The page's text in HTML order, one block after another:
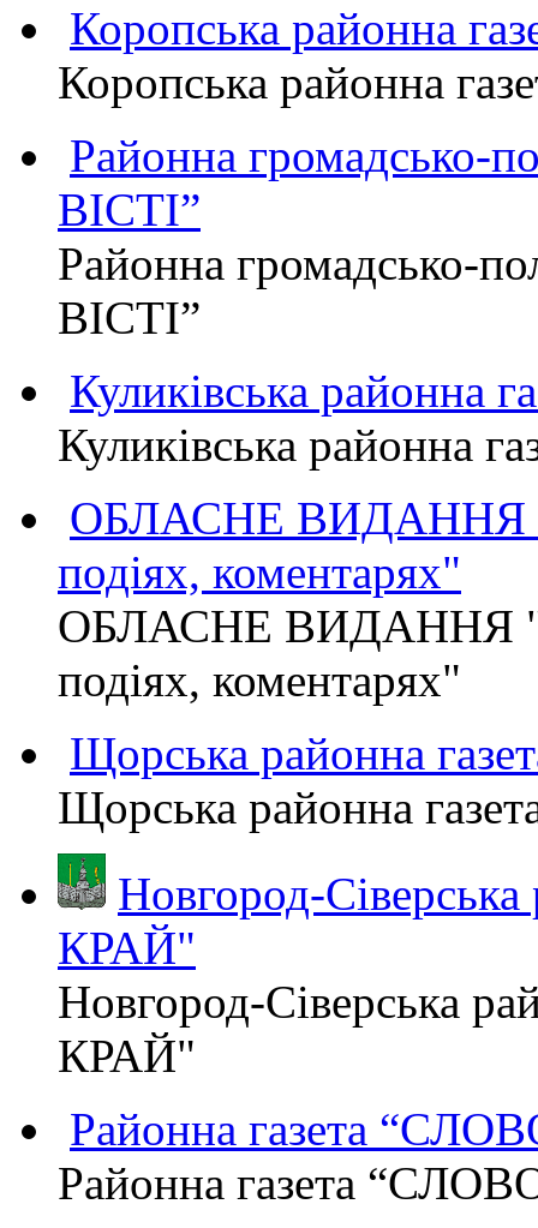
Коропська районна
Коропська районна
Районна громадсько-
ВІСТІ”
Районна громадсько-
ВІСТІ”
Куликівська районна
Куликівська районна
ОБЛАСНЕ ВИДАННЯ
подіях, коментарях"
ОБЛАСНЕ ВИДАННЯ
подіях, коментарях"
Щорська районна
Щорська районна
Новгород-
КРАЙ"
Новгород-Сіверська
КРАЙ"
Районна газета
Районна газета